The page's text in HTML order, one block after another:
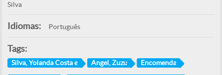
Silva
Idiomas: Português
Tags:
Silva, Yolanda Costa e Angel, Zuzu Encomenda